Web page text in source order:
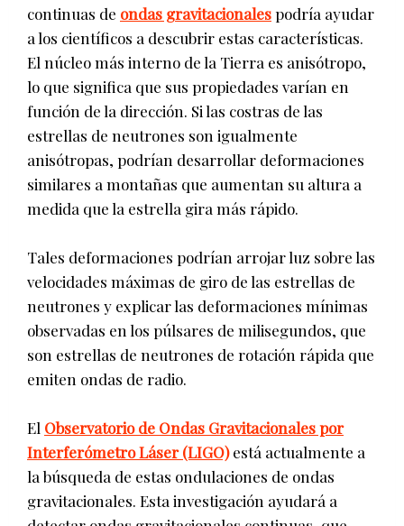
continuas de ondas gravitacionalespodría ayudar
a los científicos a descubrir estas características.
El núcleo más interno de la Tierra es anisótropo,
lo que significa que sus propiedades varían en
función de la dirección. Si las costras de las
estrellas de neutrones son igualmente
anisótropas, podrían desarrollar deformaciones
similares a montañas que aumentan su altura a
medida que la estrella gira más rápido.
Tales deformaciones podrían arrojar luz sobre las
velocidades máximas de giro de las estrellas de
neutrones y explicar las deformaciones mínimas
observadas en los púlsares de milisegundos, que
son estrellas de neutrones de rotación rápida que
emiten ondas de radio.
El Observatorio de Ondas Gravitacionales por
Interferómetro Láser (LIGO)está actualmente a
la búsqueda de estas ondulaciones de ondas
gravitacionales. Esta investigación ayudará a